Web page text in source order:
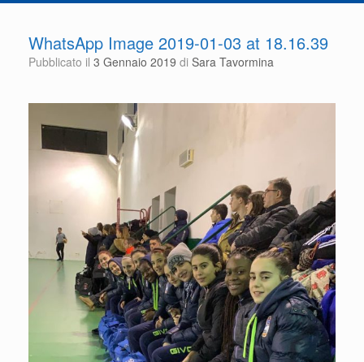
WhatsApp Image 2019-01-03 at 18.16.39
Pubblicato il 3 Gennaio 2019 di Sara Tavormina